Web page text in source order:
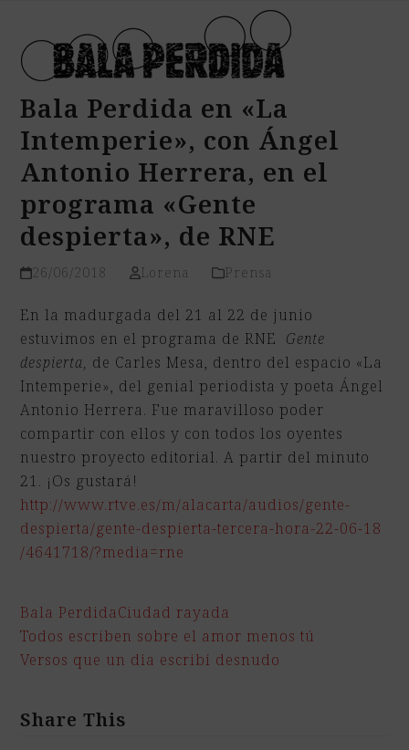
content
mobile
menu
mobile
menu
Bala Perdida en «La
Intemperie», con Ángel
Antonio Herrera, en el
programa «Gente
despierta», de RNE
26/06/2018 Lorena Prensa
En la madurgada del 21 al 22 de junio
estuvimos en el programa de RNE Gente
despierta, de Carles Mesa, dentro del espacio «La
Intemperie», del genial periodista y poeta Ángel
Antonio Herrera. Fue maravilloso poder
compartir con ellos y con todos los oyentes
nuestro proyecto editorial. A partir del minuto
21. ¡Os gustará!
http://www.rtve.es/m/alacarta/audios/gente-
despierta/gente-despierta-tercera-hora-22-06-18
/4641718/?media=rne
Bala PerdidaCiudad rayada
Todos escriben sobre el amor menos tú
Versos que un día escribí desnudo
Share This